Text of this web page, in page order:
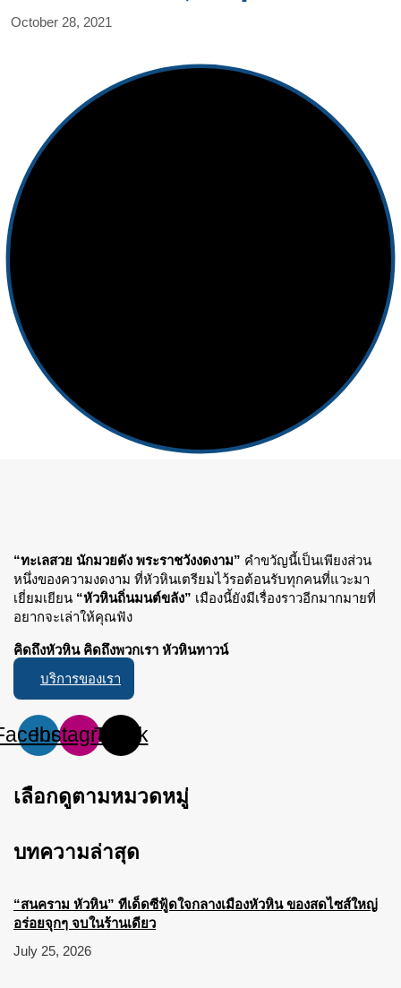
October 28, 2021
“ทะเลสวย นักมวยดัง พระราชวังงดงาม” คำขวัญนี้เป็นเพียงส่วน
หนึ่งของความงดงาม ที่หัวหินเตรียมไว้รอต้อนรับทุกคนที่แวะมา
เยี่ยมเยียน “หัวหินถิ่นมนต์ขลัง” เมืองนี้ยังมีเรื่องราวอีกมากมายที่
อยากจะเล่าให้คุณฟัง
คิดถึงหัวหิน คิดถึงพวกเรา หัวหินทาวน์
บริการของเรา
InstagramTiktok
เลือกดูตามหมวดหมู่
บทความล่าสุด
“สนคราม หัวหิน” ทีเด็ดซีฟู้ดใจกลางเมืองหัวหิน ของสดไซส์ใหญ่
อร่อยจุกๆ จบในร้านเดียว
July 25, 2026